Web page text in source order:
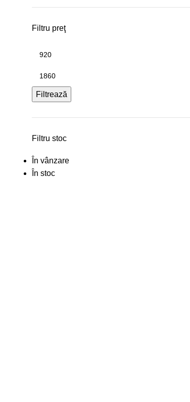
Filtru preţ
Filtrează
Filtru stoc
În vânzare
În stoc